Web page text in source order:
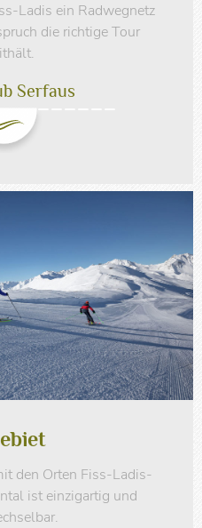
Ladis ein Radwegnetz
die richtige Tour
Serfaus
den Orten Fiss-Ladis-
ist einzigartig und